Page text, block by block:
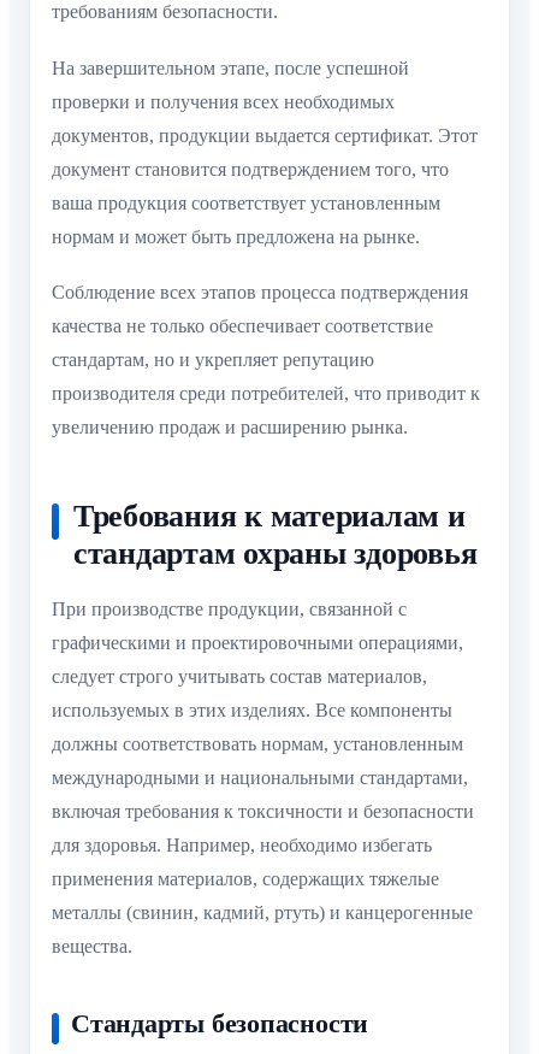
требованиям безопасности.
На завершительном этапе, после успешной
проверки и получения всех необходимых
документов, продукции выдается сертификат. Этот
документ становится подтверждением того, что
ваша продукция соответствует установленным
нормам и может быть предложена на рынке.
Соблюдение всех этапов процесса подтверждения
качества не только обеспечивает соответствие
стандартам, но и укрепляет репутацию
производителя среди потребителей, что приводит к
увеличению продаж и расширению рынка.
Требования к материалам и
стандартам охраны здоровья
При производстве продукции, связанной с
графическими и проектировочными операциями,
следует строго учитывать состав материалов,
используемых в этих изделиях. Все компоненты
должны соответствовать нормам, установленным
международными и национальными стандартами,
включая требования к токсичности и безопасности
для здоровья. Например, необходимо избегать
применения материалов, содержащих тяжелые
металлы (свинин, кадмий, ртуть) и канцерогенные
вещества.
Стандарты безопасности